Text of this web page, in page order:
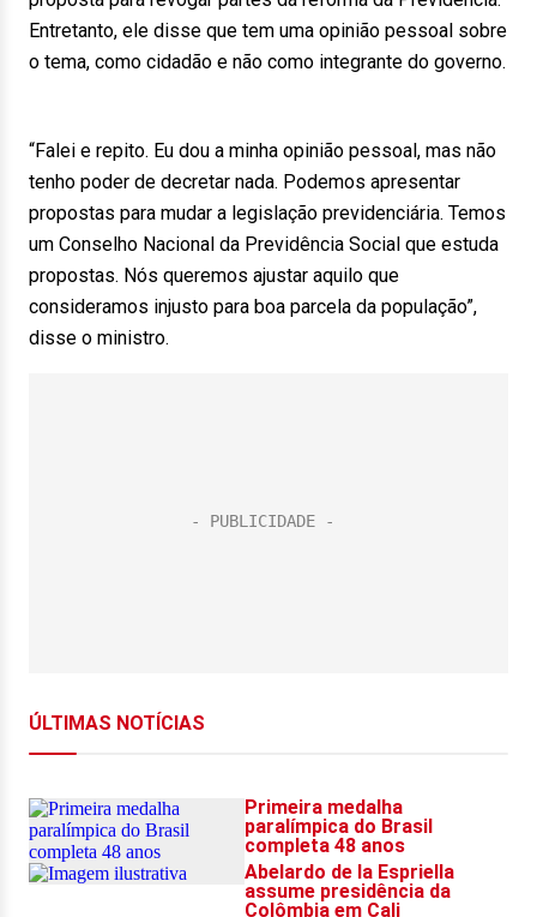
Entretanto, ele disse que tem uma opinião pessoal sobre
o tema, como cidadão e não como integrante do governo.
“Falei e repito. Eu dou a minha opinião pessoal, mas não
tenho poder de decretar nada. Podemos apresentar
propostas para mudar a legislação previdenciária. Temos
um Conselho Nacional da Previdência Social que estuda
propostas. Nós queremos ajustar aquilo que
consideramos injusto para boa parcela da população”,
disse o ministro.